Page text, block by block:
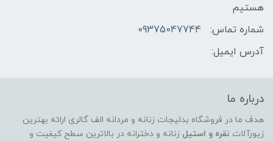
هستیم
شماره تماس:
09375047744
آدرس ایمیل:
درباره ما
هدف ما در فروشگاه بدلیجات زنانه و مردانه الف گالری ارائه بهترین
زیورآلات نقره و استیل زنانه و دخترانه در بالاترین سطح کیفیت و